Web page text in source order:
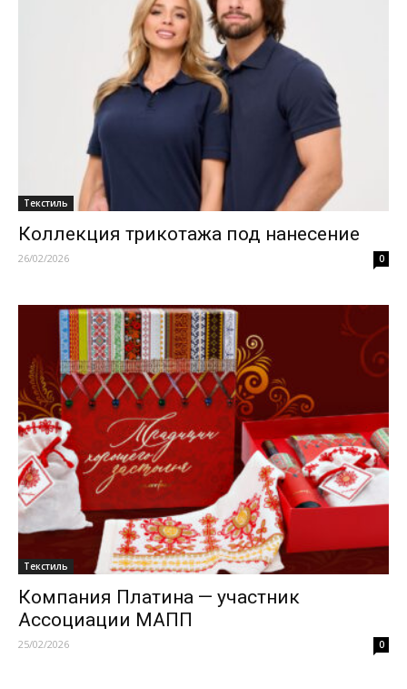
Текстиль
Коллекция трикотажа под нанесение
26/02/2026 0
Текстиль
Компания Платина — участник
Ассоциации МАПП
25/02/2026 0